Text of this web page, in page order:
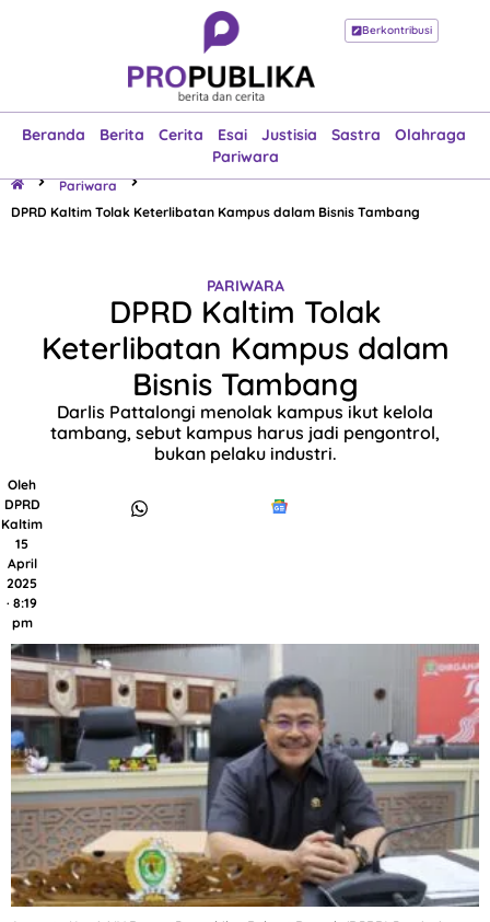
Berkontribusi
Beranda Berita Cerita Esai Justisia Sastra
Olahraga
Pariwara
Beranda
Esai
Justisia
Sastra
Olahraga
Pariwara
Pariwara
DPRD Kaltim Tolak Keterlibatan Kampus dalam Bisnis Tambang
PARIWARA
DPRD Kaltim Tolak
Keterlibatan Kampus dalam
Bisnis Tambang
Darlis Pattalongi menolak kampus ikut kelola
tambang, sebut kampus harus jadi pengontrol,
bukan pelaku industri.
Oleh
DPRD
Kaltim
15
April
2025
· 8:19
pm